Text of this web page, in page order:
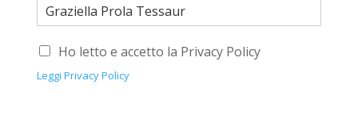
Ho letto e accetto la Privacy Policy
Leggi Privacy Policy